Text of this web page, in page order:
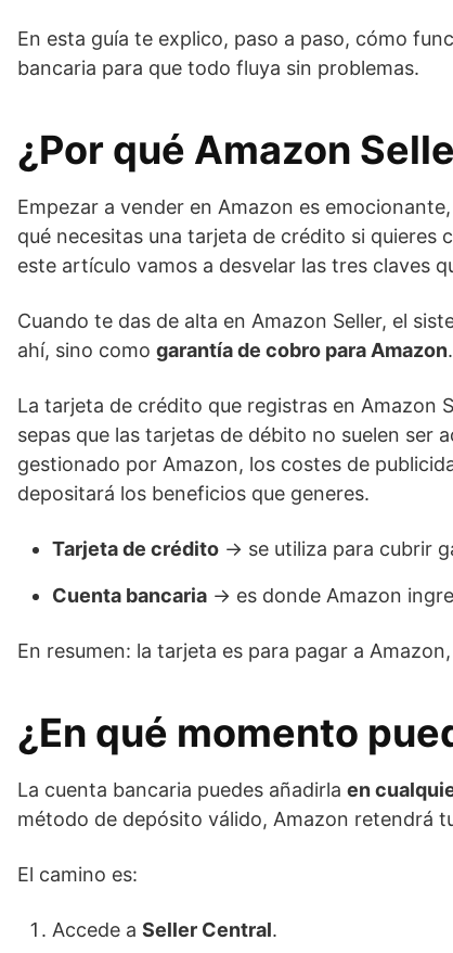
En esta guía te explico, paso a paso, cómo
bancaria para que todo fluya sin problemas.
¿Por qué Amazon
Empezar a vender en Amazon es
qué necesitas una tarjeta de crédito si
este artículo vamos a desvelar las tres claves
Cuando te das de alta en Amazon Seller, el
ahí, sino como garantía de cobro para Amazon.
La tarjeta de crédito que registras en Amazon
sepas que las tarjetas de débito no suelen ser
gestionado por Amazon, los costes de
depositará los beneficios que generes.
Tarjeta de crédito → se utiliza para cubrir
Cuenta bancaria → es donde Amazon
En resumen: la tarjeta es para pagar a
¿En qué momento
La cuenta bancaria puedes añadirla en
método de depósito válido, Amazon retendrá
El camino es:
Accede a Seller Central.